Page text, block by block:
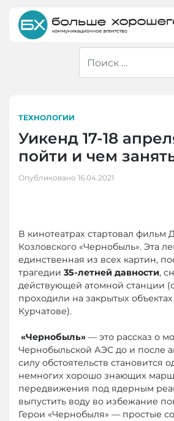
content
ТЕХНОЛОГИИ
Уикенд 17-18
пойти и чем
Опубликовано 16.04.2021
В кинотеатрах стартовал фильм
Козловского «Чернобыль». Эта
единственная из всех картин,
трагедии 35-летней давности,
действующей атомной станции
проходили на закрытых
Курчатове).
«Чернобыль» — это рассказ о
Чернобыльской АЭС до и после
силу обстоятельств становится
немногих хорошо знающих
передвижения под ядерным
выпустить воду во избежание
Герои «Чернобыля» — простые